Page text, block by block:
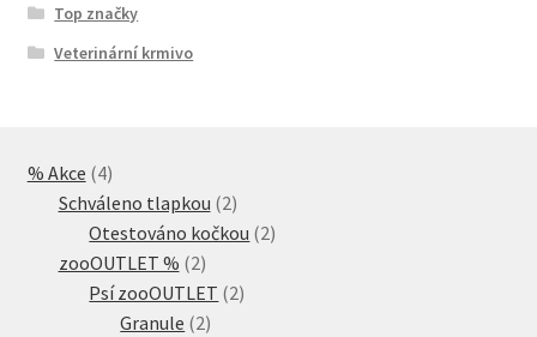
Top značky
Veterinární krmivo
% Akce 44
produkty
Schváleno tlapkou 22
produkty
Otestováno kočkou 22
zooOUTLET % 22
produkty
Psí zooOUTLET 22
Granule 22